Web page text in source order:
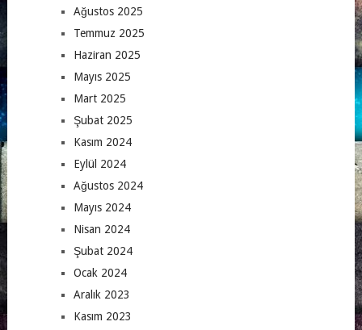
Ağustos 2025
Temmuz 2025
Haziran 2025
Mayıs 2025
Mart 2025
Şubat 2025
Kasım 2024
Eylül 2024
Ağustos 2024
Mayıs 2024
Nisan 2024
Şubat 2024
Ocak 2024
Aralık 2023
Kasım 2023